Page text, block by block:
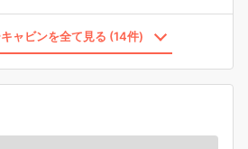
ャビンを全て見る (14件)